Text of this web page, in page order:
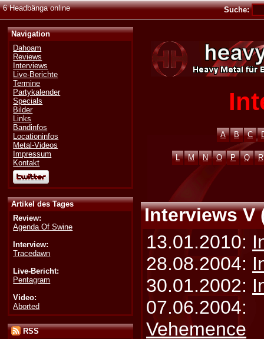
6 Headbänga online Suche:
Navigation
Dahoam
Reviews
Interviews
Live-Berichte
Termine
Partykalender
Specials
Bilder
Links
Bandinfos
Locationinfos
Metal-Videos
Impressum
Kontakt
Artikel des Tages
Review:
Agenda Of Swine
Interview:
Tracedawn
Live-Bericht:
Pentagram
Video:
Aborted
RSS
A B C
L M N O P Q R
Interviews V
13.01.2010:
28.08.2004:
30.01.2002:
Vehemence